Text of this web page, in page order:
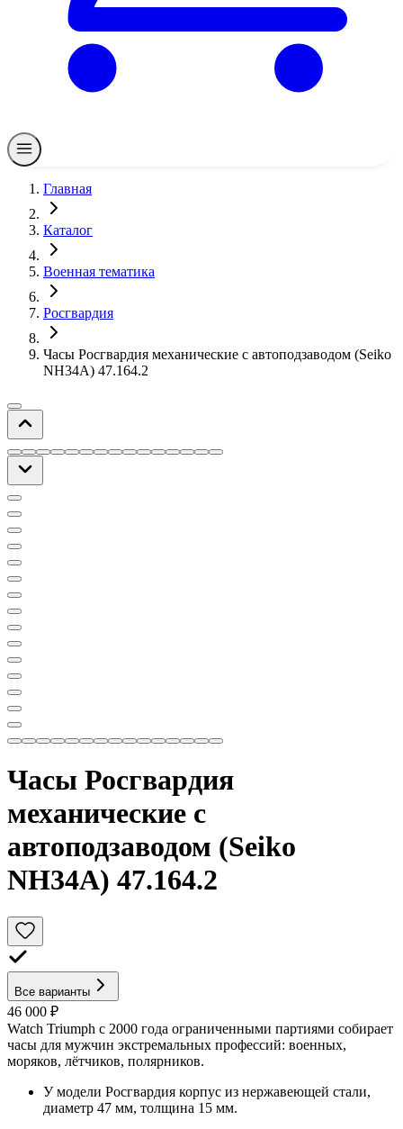
Главная
Каталог
Военная тематика
Росгвардия
Часы Росгвардия механические с автоподзаводом (Seiko
NH34A) 47.164.2
Часы Росгвардия
механические с
автоподзаводом (Seiko
NH34A) 47.164.2
Все варианты
46 000 ₽
Watch Triumph с 2000 года ограниченными партиями собирает
часы для мужчин экстремальных профессий: военных,
моряков, лётчиков, полярников.
У модели Росгвардия корпус из нержавеющей стали,
диаметр 47 мм, толщина 15 мм.